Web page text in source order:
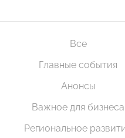
Все
Главные события
Анонсы
Важное для бизнеса
Региональное